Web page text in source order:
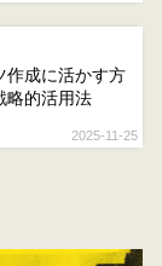
2025-11-25
作成に活かす方
略的活用法